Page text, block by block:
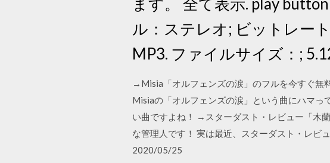
ル：ステレオ; ビットレー
MP3. ファイルサイズ：;
→Misia「オルフェンズの涙」のフルを今すぐ無
Misiaの「オルフェンズの涙」という曲にハマっ
い曲ですよね！ →スターダスト・レビュー「木
な管理人です！ 実は最近、スターダスト・レビ
2020/05/25